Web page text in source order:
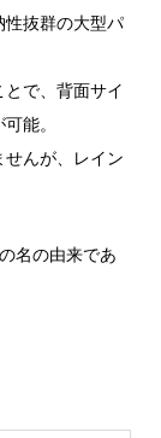
抜群の大型パ
で、背面サイ
能。
んが、レイン
名の由来であ